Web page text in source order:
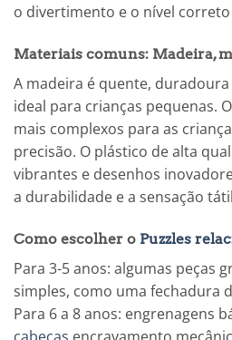
o divertimento e o nível correto
Materiais comuns: Madeira,
A madeira é quente,
ideal para crianças pequenas.
mais complexos para as
precisão. O plástico de alta
vibrantes e desenhos
a durabilidade e a sensação
Como escolher o Puzzles
Para 3-5 anos: algumas peças
simples, como uma fechadura
Para 6 a 8 anos: engrenagens
cabeças encravamento